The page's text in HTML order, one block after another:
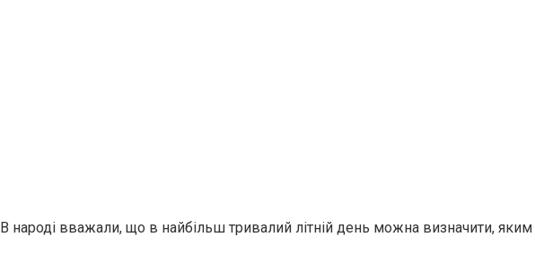
В народі вважали, що в найбільш тривалий літній день можна визначити,